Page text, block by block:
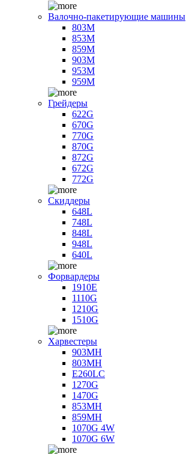
Валочно-пакетирующие машины
803M
853M
859M
903M
953M
959M
Грейдеры
622G
670G
770G
870G
872G
672G
772G
Скиддеры
648L
748L
848L
948L
640L
Форвардеры
1910E
1110G
1210G
1510G
Харвестеры
903MH
803MH
E260LC
1270G
1470G
853MH
859MH
1070G 4W
1070G 6W